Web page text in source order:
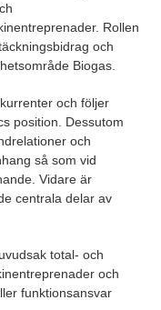
Rollen
och
Biogas.
och följer
position. Dessutom
och
så som vid
Vidare är
centrala delar av
total- och
och
funktionsansvar